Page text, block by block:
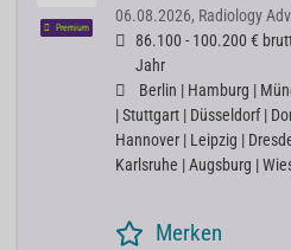
Premium
06.08.2026, Radiology
86.100 - 100.200 €
Jahr
Berlin | Hamburg |
| Stuttgart | Düsseldorf |
Hannover | Leipzig |
Karlsruhe | Augsburg |
Merken